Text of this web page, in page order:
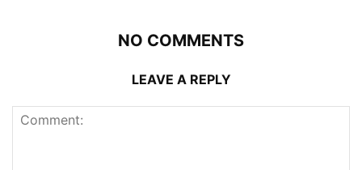
NO COMMENTS
LEAVE A REPLY